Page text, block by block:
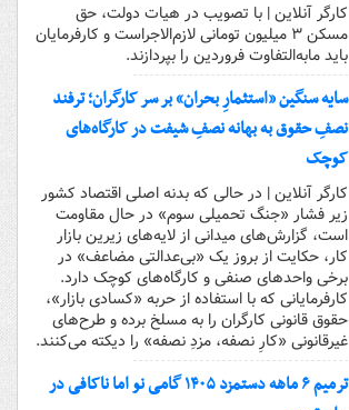
کارگر آنلاین | با تصویب در هیات دولت، حق
مسکن ۳ میلیون تومانی لازم‌الاجراست و کارفرمایان
باید مابه‌التفاوت فروردین را بپردازند.
سایه سنگین «استثمارِ بحران» بر سر کارگران؛ ترفند
نصفِ حقوق به بهانه نصفِ شیفت در کارگاه‌های
کوچک
کارگر آنلاین | در حالی که بدنه اصلی اقتصاد کشور
زیر فشار «جنگ تحمیلی سوم» در حال مقاومت
است، گزارش‌های میدانی از لایه‌های زیرین بازار
کار، حکایت از بروز یک «بی‌عدالتی مضاعف» در
برخی واحدهای صنفی و کارگاه‌های کوچک دارد.
کارفرمایانی که با استفاده از حربه «کسادی بازار»،
حقوق قانونی کارگران را به مسلخ برده و طرح‌های
غیرقانونی «کارِ نصفه، مزدِ نصفه» را دیکته می‌کنند.
ترمیم ۶ ماهه دستمزد ۱۴۰۵ گامی نو اما ناکافی در